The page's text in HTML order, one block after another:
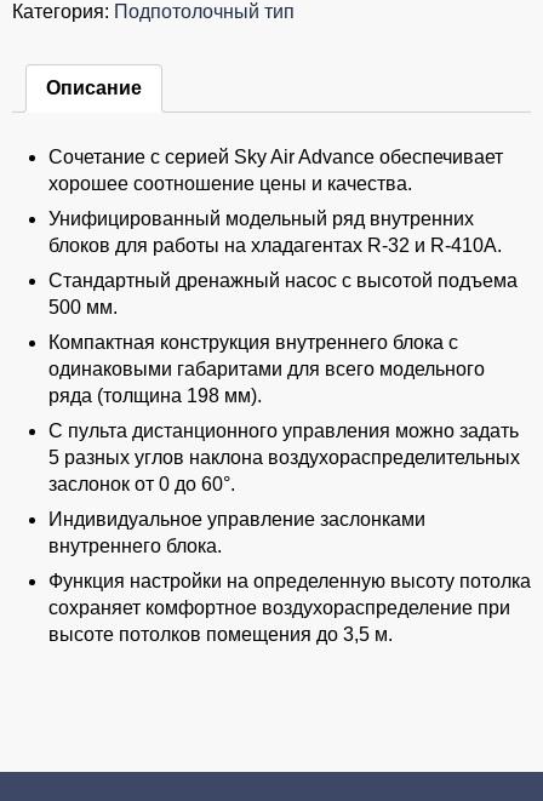
Категория: Подпотолочный тип
Описание
Сочетание с серией Sky Air Advance обеспечивает
хорошее соотношение цены и качества.
Унифицированный модельный ряд внутренних
блоков для работы на хладагентах R-32 и R-410A.
Стандартный дренажный насос с высотой подъема
500 мм.
Компактная конструкция внутреннего блока с
одинаковыми габаритами для всего модельного
ряда (толщина 198 мм).
С пульта дистанционного управления можно задать
5 разных углов наклона воздухораспределительных
заслонок от 0 до 60°.
Индивидуальное управление заслонками
внутреннего блока.
Функция настройки на определенную высоту потолка
сохраняет комфортное воздухораспределение при
высоте потолков помещения до 3,5 м.